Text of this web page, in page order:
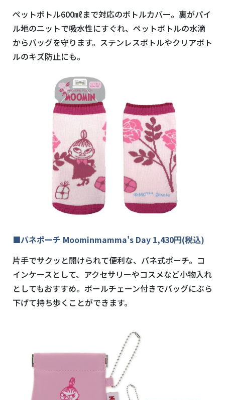
ペットボトル600㎖まで対応のボトルカバー。裏がパイ
ル地のニットで吸水性にすぐれ、ペットボトルの水滴
からバッグを守ります。ステンレスボトルやクリアボト
ルのキズ防止にも。
■バネポーチ Moominmamma's Day 1,430円(税込)
片手でサクッと開けられて便利な、バネ式ポーチ。コ
インケースとして、アクセサリーやコスメなど小物入れ
としてもおすすめ。ボールチェーン付きでバッグにぶら
下げて持ち歩くことができます。